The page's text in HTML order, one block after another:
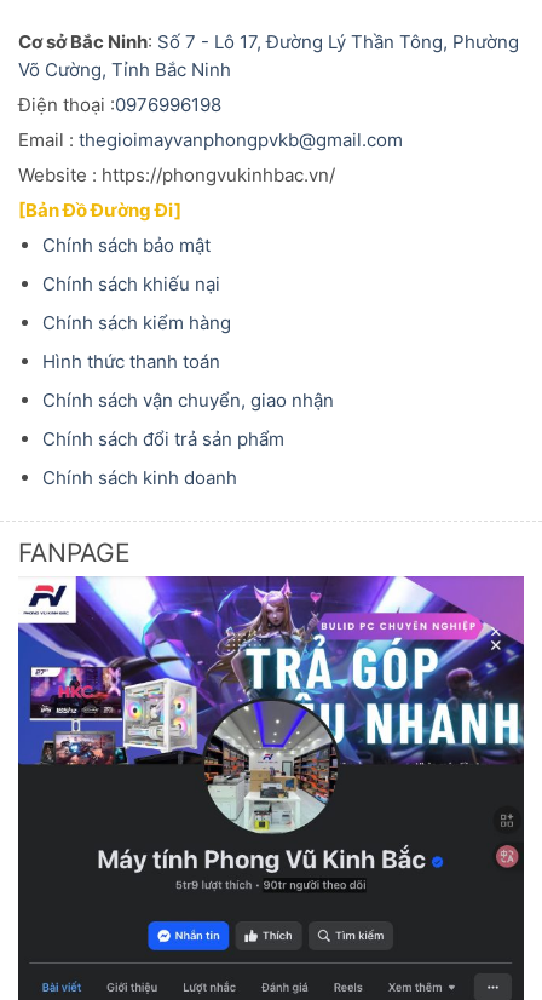
Cơ sở Bắc Ninh: Số 7 - Lô 17, Đường Lý Thần Tông, Phường
Võ Cường, Tỉnh Bắc Ninh
Điện thoại :0976996198
Email : thegioimayvanphongpvkb@gmail.com
Website : https://phongvukinhbac.vn/
[Bản Đồ Đường Đi]
Chính sách bảo mật
Chính sách khiếu nại
Chính sách kiểm hàng
Hình thức thanh toán
Chính sách vận chuyển, giao nhận
Chính sách đổi trả sản phẩm
Chính sách kinh doanh
FANPAGE